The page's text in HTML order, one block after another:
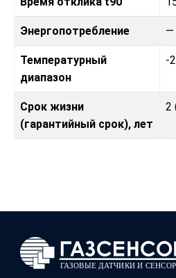
Энергопотребление —
Температурный
диапазон
-
Срок жизни
(гарантийный срок), лет
2